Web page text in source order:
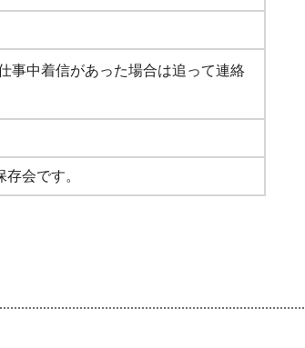
事中着信があった場合は追って連絡
会です。